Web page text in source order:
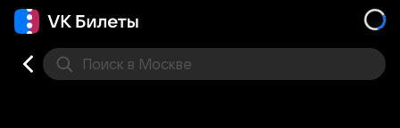
Поиск в Москве